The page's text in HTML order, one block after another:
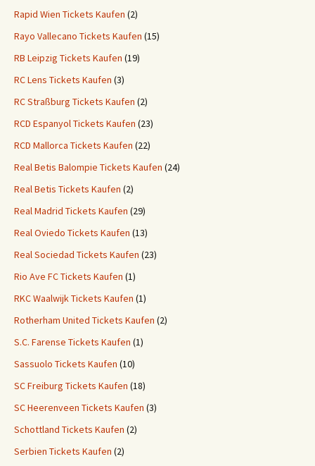
Rapid Wien Tickets Kaufen (2)
Rayo Vallecano Tickets Kaufen (15)
RB Leipzig Tickets Kaufen (19)
RC Lens Tickets Kaufen (3)
RC Straßburg Tickets Kaufen (2)
RCD Espanyol Tickets Kaufen (23)
RCD Mallorca Tickets Kaufen (22)
Real Betis Balompie Tickets Kaufen (24)
Real Betis Tickets Kaufen (2)
Real Madrid Tickets Kaufen (29)
Real Oviedo Tickets Kaufen (13)
Real Sociedad Tickets Kaufen (23)
Rio Ave FC Tickets Kaufen (1)
RKC Waalwijk Tickets Kaufen (1)
Rotherham United Tickets Kaufen (2)
S.C. Farense Tickets Kaufen (1)
Sassuolo Tickets Kaufen (10)
SC Freiburg Tickets Kaufen (18)
SC Heerenveen Tickets Kaufen (3)
Schottland Tickets Kaufen (2)
Serbien Tickets Kaufen (2)